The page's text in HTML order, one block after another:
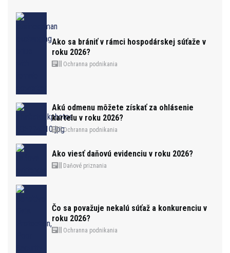
Ako sa brániť v rámci hospodárskej súťaže v
roku 2026?
Ochranna podnikania
Akú odmenu môžete získať za ohlásenie
kartelu v roku 2026?
Ochranna podnikania
Ako viesť daňovú evidenciu v roku 2026?
Daňové priznania
Čo sa považuje nekalú súťaž a konkurenciu v
roku 2026?
Ochranna podnikania